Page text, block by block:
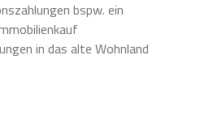
bspw. ein
in das alte Wohnland